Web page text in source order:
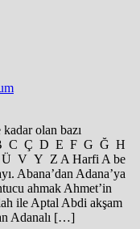
olan bazı
B C Ç D E F G Ğ H
Y Z A Harfi A be
Abana’dan Adana’ya
ahmak Ahmet’in
ile Aptal Abdi akşam
Adanalı […]